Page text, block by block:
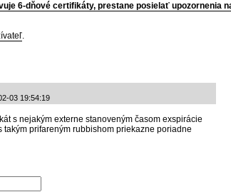
6-dňové certifikáty, prestane posielať upozornenia
.
03 19:54:19
s nejakým externe stanoveným časom exspirácie
takým prifareným rubbishom priekazne poriadne